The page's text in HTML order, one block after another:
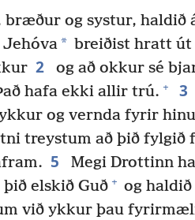
bræður og systur, haldið
* breiðist hratt út
2
og að okkur sé
hafa ekki allir trú. + 3
og vernda fyrir
treystum að þið
5
Megi Drottinn
elskið Guð + og
við ykkur þau